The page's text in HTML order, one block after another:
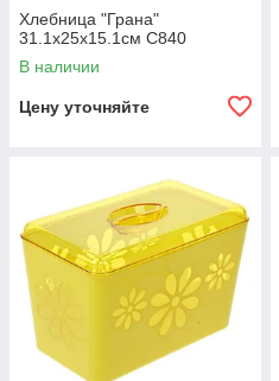
Хлебница "Грана"
31.1х25х15.1см С840
В наличии
Цену уточняйте